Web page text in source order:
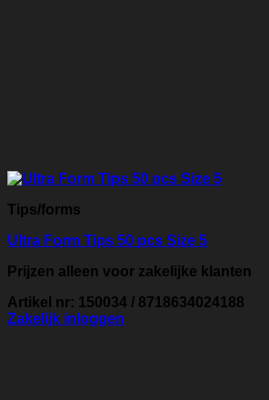
Tips/forms
Ultra Form Tips 50 pcs Size 5
Prijzen alleen voor zakelijke klanten
Artikel nr: 150034 / 8718634024188
Zakelijk inloggen